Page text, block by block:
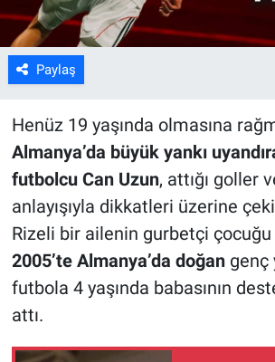
Paylaş
Henüz 19 yaşında olmasına
Almanya’da büyük yankı
futbolcu Can Uzun, attığı goller
anlayışıyla dikkatleri üzerine
Rizeli bir ailenin gurbetçi
2005’te Almanya’da doğangenç
futbola 4 yaşında babasının
attı.